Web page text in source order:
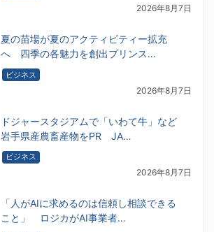
2026年8月7日
夏の苗場が夏のアクティビティー拡充
へ 四季の各魅力を創出プリンス…
ビジネス
2026年8月7日
ドジャースタジアムで「いわて牛」など
岩手県産農畜産物をPR JA…
ビジネス
2026年8月7日
「人がAIに求めるのは信頼し相談できる
こと」 ロジカがAI事業者…